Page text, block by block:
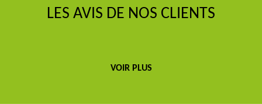
LES AVIS DE NOS CLIENTS
VOIR PLUS